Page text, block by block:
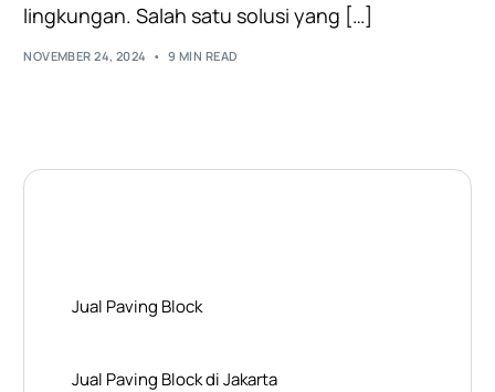
lingkungan. Salah satu solusi yang […]
NOVEMBER 24, 2024 9 MIN READ
Jual Paving Block
Jual Paving Block di Jakarta